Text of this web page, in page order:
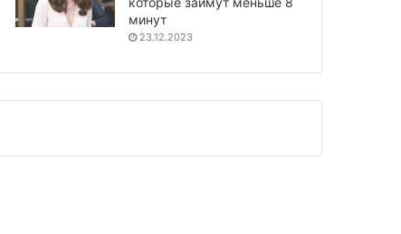
минут
23.12.2023